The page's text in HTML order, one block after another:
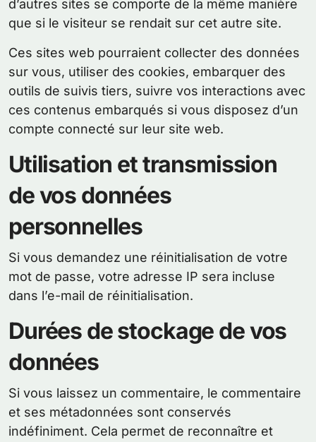
d’autres sites se comporte de la même manière
que si le visiteur se rendait sur cet autre site.
Ces sites web pourraient collecter des données
sur vous, utiliser des cookies, embarquer des
outils de suivis tiers, suivre vos interactions avec
ces contenus embarqués si vous disposez d’un
compte connecté sur leur site web.
Utilisation et transmission
de vos données
personnelles
Si vous demandez une réinitialisation de votre
mot de passe, votre adresse IP sera incluse
dans l’e-mail de réinitialisation.
Durées de stockage de vos
données
Si vous laissez un commentaire, le commentaire
et ses métadonnées sont conservés
indéfiniment. Cela permet de reconnaître et